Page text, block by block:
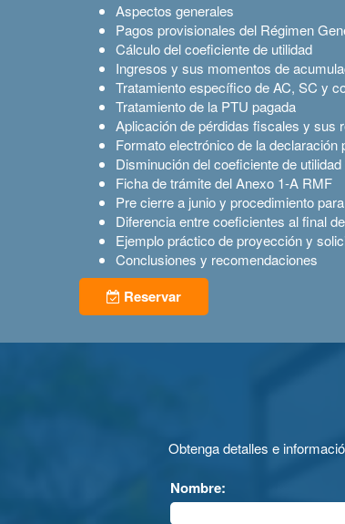
Aspectos generales
Pagos provisionales del Régimen
Cálculo del coeficiente de utilidad
Ingresos y sus momentos de
Tratamiento específico de AC, SC y
Tratamiento de la PTU pagada
Aplicación de pérdidas fiscales y sus
Formato electrónico de la declaración
Disminución del coeficiente de
Ficha de trámite del Anexo 1-A RMF
Pre cierre a junio y procedimiento
Diferencia entre coeficientes al final
Ejemplo práctico de proyección y
Conclusiones y recomendaciones
Reservar
Obtenga detalles e
Nombre: